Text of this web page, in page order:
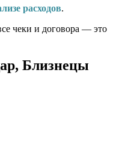
расходов.
чеки и договора — это
Близнецы